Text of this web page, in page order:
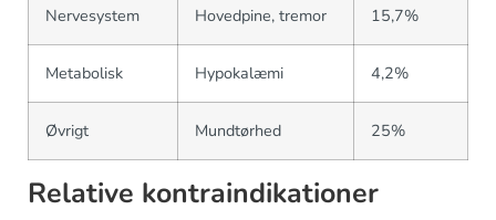
Nervesystem Hovedpine, tremor 15,7%
Metabolisk Hypokalæmi 4,2%
Øvrigt Mundtørhed 25%
Relative kontraindikationer